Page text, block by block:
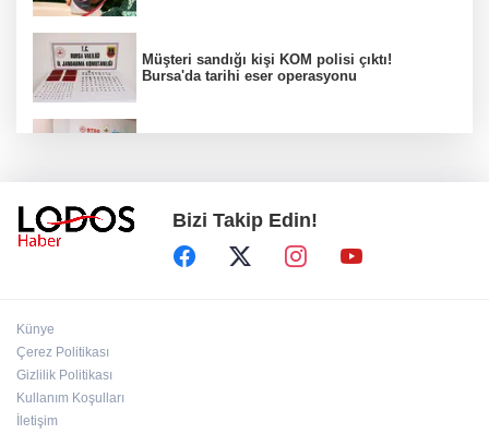
Müşteri sandığı kişi KOM polisi çıktı!
Bursa'da tarihi eser operasyonu
Yıldırım Belediyesi'nden uluslararası
geleceğe taşınacak!
Bizi Takip Edin!
Künye
Çerez Politikası
Gizlilik Politikası
Kullanım Koşulları
İletişim